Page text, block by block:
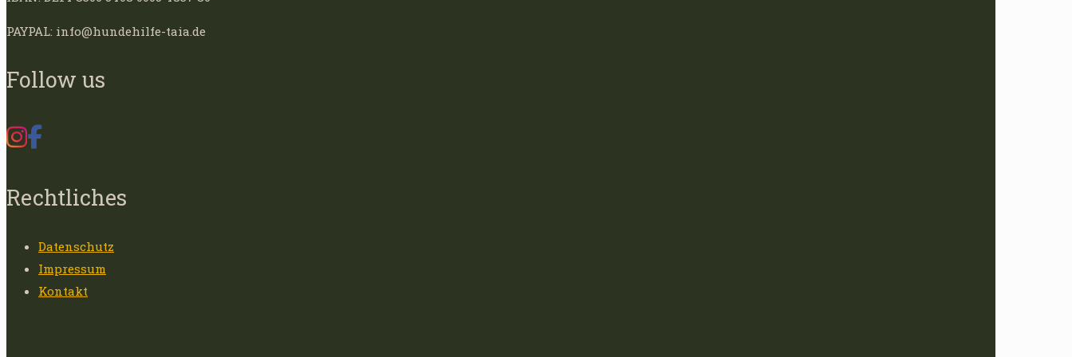
PAYPAL: info@hundehilfe-taia.de
Follow us
Rechtliches
Datenschutz
Impressum
Kontakt